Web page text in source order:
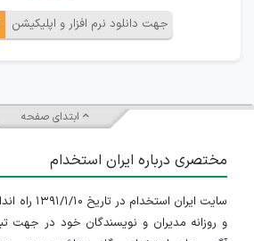
جهت دانلود نرم افزار و اپلیکیشن
ابتدای صفحه
مختصری درباره ایران استخدام
سایت ایران
و روزانه مدیران و نویسندگان خود در جهت